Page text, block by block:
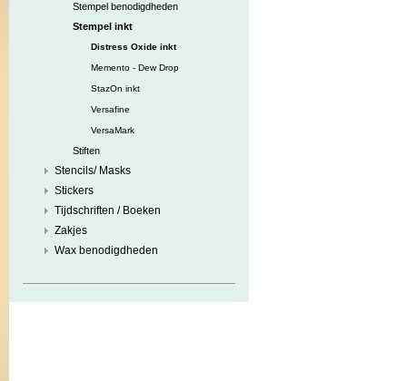
Stempel benodigdheden
Stempel inkt
Distress Oxide inkt
Memento - Dew Drop
StazOn inkt
Versafine
VersaMark
Stiften
Stencils/ Masks
Stickers
Tijdschriften / Boeken
Zakjes
Wax benodigdheden